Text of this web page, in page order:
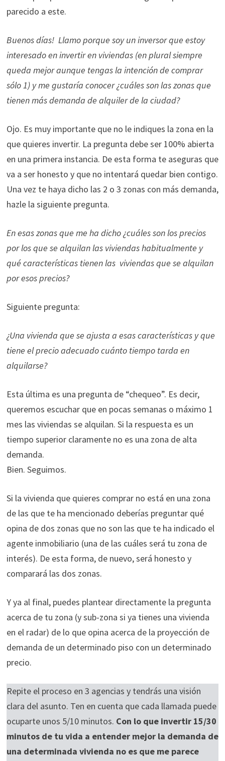
parecido a este.
Buenos días! Llamo porque soy un inversor que estoy
interesado en invertir en viviendas (en plural siempre
queda mejor aunque tengas la intención de comprar
sólo 1) y me gustaría conocer ¿cuáles son las zonas que
tienen más demanda de alquiler de la ciudad?
Ojo. Es muy importante que no le indiques la zona en la
que quieres invertir. La pregunta debe ser 100% abierta
en una primera instancia. De esta forma te aseguras que
va a ser honesto y que no intentará quedar bien contigo.
Una vez te haya dicho las 2 o 3 zonas con más demanda,
hazle la siguiente pregunta.
En esas zonas que me ha dicho ¿cuáles son los precios
por los que se alquilan las viviendas habitualmente y
qué características tienen las viviendas que se alquilan
por esos precios?
Siguiente pregunta:
¿Una vivienda que se ajusta a esas características y que
tiene el precio adecuado cuánto tiempo tarda en
alquilarse?
Esta última es una pregunta de “chequeo”. Es decir,
queremos escuchar que en pocas semanas o máximo 1
mes las viviendas se alquilan. Si la respuesta es un
tiempo superior claramente no es una zona de alta
demanda.
Bien. Seguimos.
Si la vivienda que quieres comprar no está en una zona
de las que te ha mencionado deberías preguntar qué
opina de dos zonas que no son las que te ha indicado el
agente inmobiliario (una de las cuáles será tu zona de
interés). De esta forma, de nuevo, será honesto y
comparará las dos zonas.
Y ya al final, puedes plantear directamente la pregunta
acerca de tu zona (y sub-zona si ya tienes una vivienda
en el radar) de lo que opina acerca de la proyección de
demanda de un determinado piso con un determinado
precio.
Repite el proceso en 3 agencias y tendrás una visión
clara del asunto. Ten en cuenta que cada llamada puede
ocuparte unos 5/10 minutos. Con lo que invertir 15/30
minutos de tu vida a entender mejor la demanda de
una determinada vivienda no es que me parece